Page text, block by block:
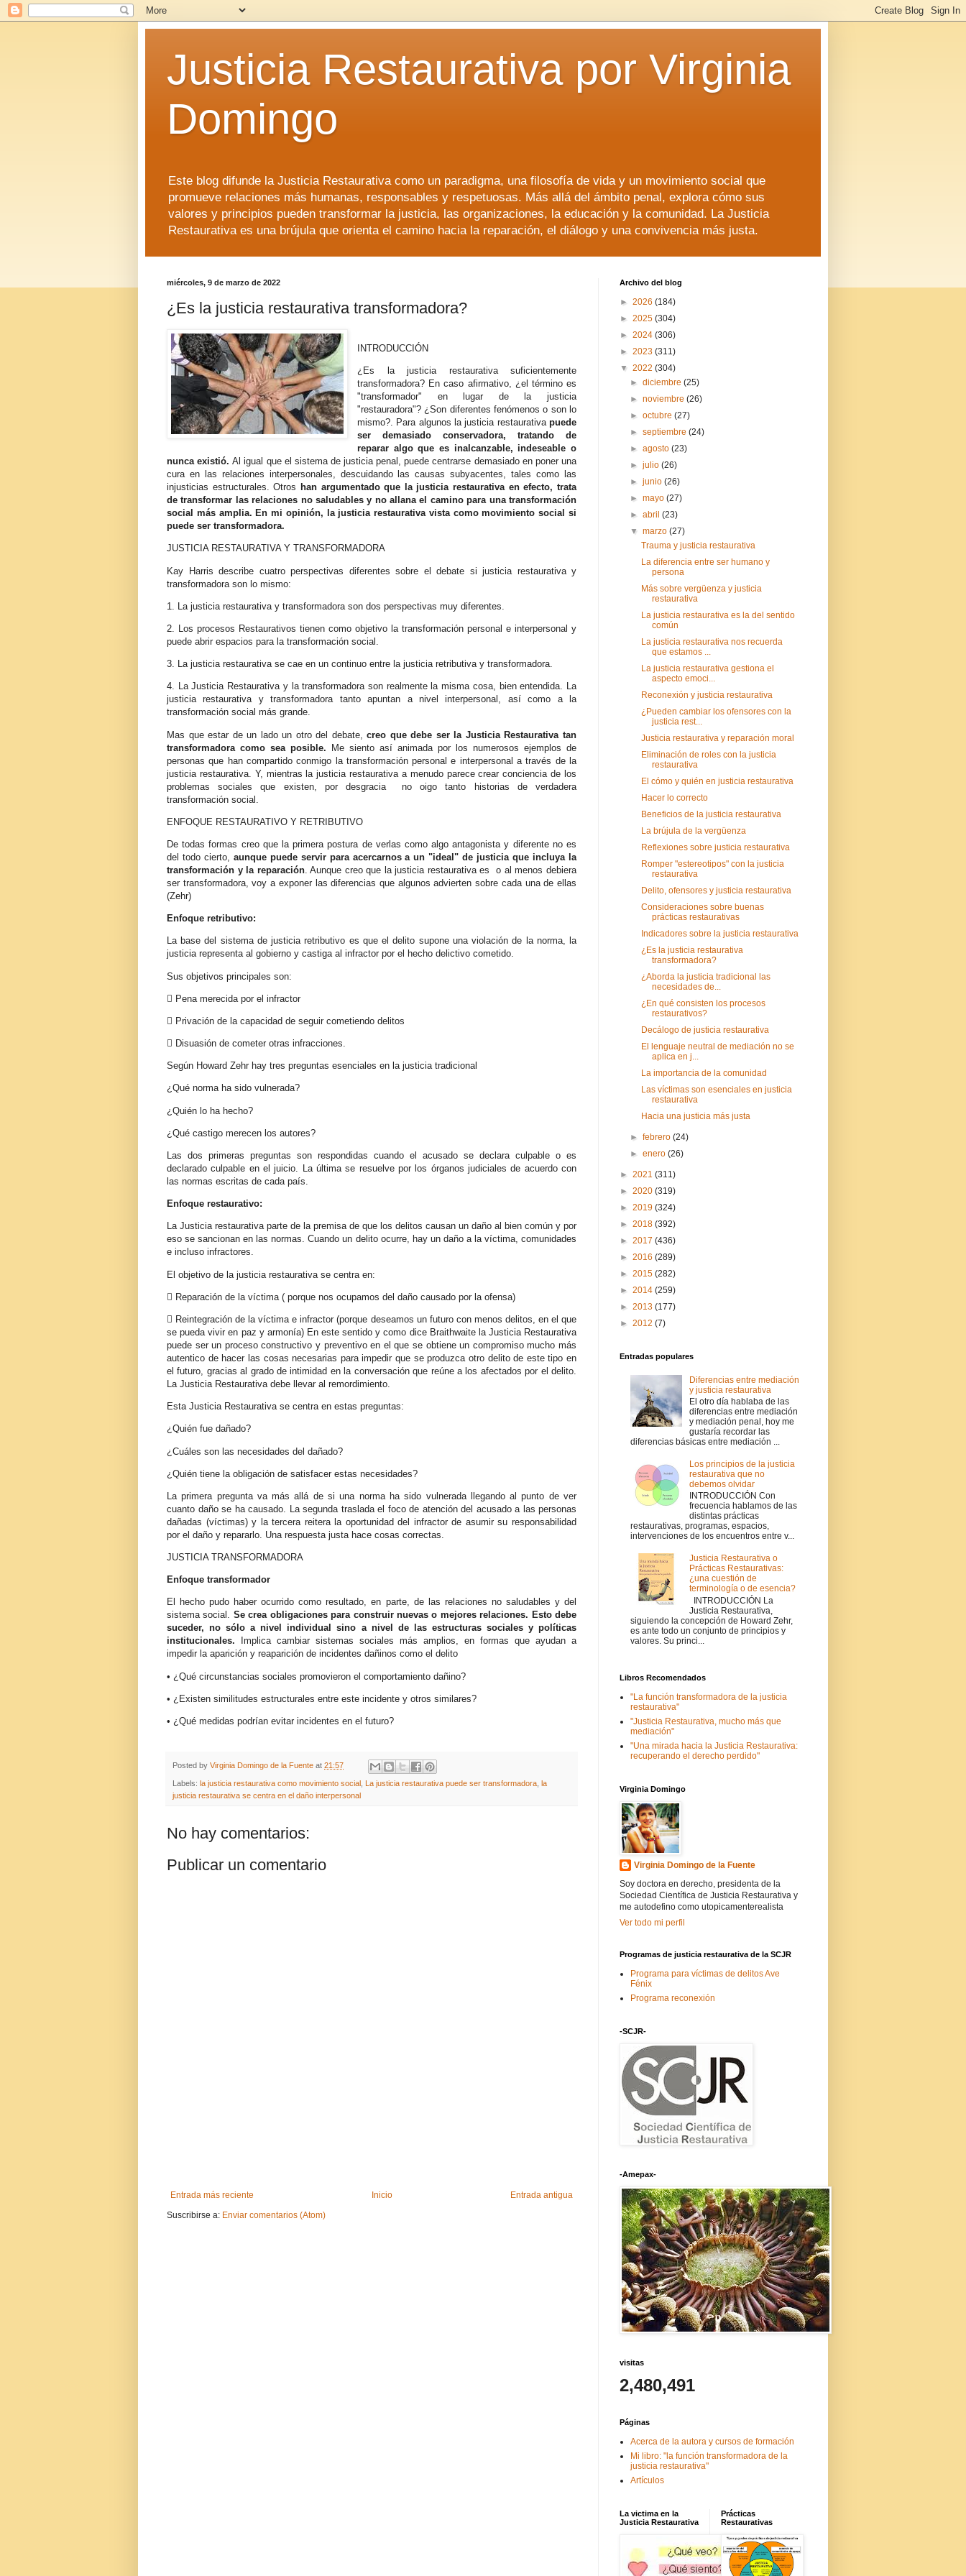
Justicia Restaurativa por Virginia
Domingo
Este blog difunde la Justicia Restaurativa como un paradigma, una filosofía de vida y un movimiento social que
promueve relaciones más humanas, responsables y respetuosas. Más allá del ámbito penal, explora cómo sus
valores y principios pueden transformar la justicia, las organizaciones, la educación y la comunidad. La Justicia
Restaurativa es una brújula que orienta el camino hacia la reparación, el diálogo y una convivencia más justa.
miércoles, 9 de marzo de 2022
¿Es la justicia restaurativa transformadora?
INTRODUCCIÓN
¿Es la justicia restaurativa suficientemente
transformadora? En caso afirmativo, ¿el término es
"transformador" en lugar de la justicia
"restauradora"? ¿Son diferentes fenómenos o son lo
mismo?. Para algunos la justicia restaurativapuede
ser demasiado conservadora, tratando de
reparar algo que es inalcanzable, indeseable o
nunca existió.Al igual que el sistema de justicia penal, puede centrarse demasiado en poner una
cura en las relaciones interpersonales, descuidando las causas subyacentes, tales como las
injusticias estructurales. Otros han argumentado que la justicia restaurativa en efecto, trata
de transformar las relaciones no saludables y no allana el camino para una transformación
social más amplia. En mi opinión, la justicia restaurativa vista como movimiento social si
puede ser transformadora.
JUSTICIA RESTAURATIVA Y TRANSFORMADORA
Kay Harris describe cuatro perspectivas diferentes sobre el debate si justicia restaurativa y
transformadora son lo mismo:
1. La justicia restaurativa y transformadora son dos perspectivas muy diferentes.
2. Los procesos Restaurativos tienen como objetivo la transformación personal e interpersonal y
puede abrir espacios para la transformación social.
3. La justicia restaurativa se cae en un continuo entre la justicia retributiva y transformadora.
4. La Justicia Restaurativa y la transformadora son realmente la misma cosa, bien entendida. La
justicia restaurativa y transformadora tanto apuntan a nivel interpersonal, así como a la
transformación social más grande.
Mas que estar de un lado un otro del debate,creo que debe ser la Justicia Restaurativa tan
transformadora como sea posible. Me siento así animada por los numerosos ejemplos de
personas que han compartido conmigo la transformación personal e interpersonal a través de la
justicia restaurativa. Y, mientras la justicia restaurativa a menudo parece crear conciencia de los
problemas sociales que existen, por desgracia no oigo tanto historias de verdadera
transformación social.
ENFOQUE RESTAURATIVO Y RETRIBUTIVO
De todas formas creo que la primera postura de verlas como algo antagonista y diferente no es
del todo cierto, aunque puede servir para acercarnos a un "ideal" de justicia que incluya la
transformación y la reparación. Aunque creo que la justicia restaurativa es o al menos debiera
ser transformadora, voy a exponer las diferencias que algunos advierten sobre cada una de ellas
(Zehr)
Enfoque retributivo:
La base del sistema de justicia retributivo es que el delito supone una violación de la norma, la
justicia representa al gobierno y castiga al infractor por el hecho delictivo cometido.
Sus objetivos principales son:
 Pena merecida por el infractor
 Privación de la capacidad de seguir cometiendo delitos
 Disuasión de cometer otras infracciones.
Según Howard Zehr hay tres preguntas esenciales en la justicia tradicional
¿Qué norma ha sido vulnerada?
¿Quién lo ha hecho?
¿Qué castigo merecen los autores?
Las dos primeras preguntas son respondidas cuando el acusado se declara culpable o es
declarado culpable en el juicio. La última se resuelve por los órganos judiciales de acuerdo con
las normas escritas de cada país.
Enfoque restaurativo:
La Justicia restaurativa parte de la premisa de que los delitos causan un daño al bien común y por
eso se sancionan en las normas. Cuando un delito ocurre, hay un daño a la víctima, comunidades
e incluso infractores.
El objetivo de la justicia restaurativa se centra en:
 Reparación de la víctima ( porque nos ocupamos del daño causado por la ofensa)
 Reintegración de la víctima e infractor (porque deseamos un futuro con menos delitos, en el que
se pueda vivir en paz y armonía) En este sentido y como dice Braithwaite la Justicia Restaurativa
puede ser un proceso constructivo y preventivo en el que se obtiene un compromiso mucho más
autentico de hacer las cosas necesarias para impedir que se produzca otro delito de este tipo en
el futuro, gracias al grado de intimidad en la conversación que reúne a los afectados por el delito.
La Justicia Restaurativa debe llevar al remordimiento.
Esta Justicia Restaurativa se centra en estas preguntas:
¿Quién fue dañado?
¿Cuáles son las necesidades del dañado?
¿Quién tiene la obligación de satisfacer estas necesidades?
La primera pregunta va más allá de si una norma ha sido vulnerada llegando al punto de ver
cuanto daño se ha causado. La segunda traslada el foco de atención del acusado a las personas
dañadas (víctimas) y la tercera reitera la oportunidad del infractor de asumir su responsabilidad
por el daño y repararlo. Una respuesta justa hace cosas correctas.
JUSTICIA TRANSFORMADORA
Enfoque transformador
El hecho pudo haber ocurrido como resultado, en parte, de las relaciones no saludables y del
sistema social. Se crea obligaciones para construir nuevas o mejores relaciones. Esto debe
suceder, no sólo a nivel individual sino a nivel de las estructuras sociales y políticas
institucionales. Implica cambiar sistemas sociales más amplios, en formas que ayudan a
impedir la aparición y reaparición de incidentes dañinos como el delito
• ¿Qué circunstancias sociales promovieron el comportamiento dañino?
• ¿Existen similitudes estructurales entre este incidente y otros similares?
• ¿Qué medidas podrían evitar incidentes en el futuro?
Posted by Virginia Domingo de la Fuente at 21:57
Labels: la justicia restaurativa como movimiento social La justicia restaurativa puede ser transformadora la
justicia restaurativa se centra en el daño interpersonal
No hay comentarios:
Publicar un comentario
Entrada más reciente Entrada antigua
Inicio
Suscribirse a: Enviar comentarios (Atom)
Archivo del blog
► 2026 (184)
► 2025 (304)
► 2024 (306)
► 2023 (311)
▼ 2022 (304)
►diciembre(25)
►noviembre(26)
►octubre(27)
►septiembre(24)
►agosto(23)
►julio(26)
►junio(26)
►mayo(27)
►abril(23)
▼marzo(27)
Trauma y justicia restaurativa
La diferencia entre ser humano y
persona
Más sobre vergüenza y justicia
restaurativa
La justicia restaurativa es la del sentido
común
La justicia restaurativa nos recuerda
que estamos ...
La justicia restaurativa gestiona el
aspecto emoci...
Reconexión y justicia restaurativa
¿Pueden cambiar los ofensores con la
justicia rest...
Justicia restaurativa y reparación moral
Eliminación de roles con la justicia
restaurativa
El cómo y quién en justicia restaurativa
Hacer lo correcto
Beneficios de la justicia restaurativa
La brújula de la vergüenza
Reflexiones sobre justicia restaurativa
Romper "estereotipos" con la justicia
restaurativa
Delito, ofensores y justicia restaurativa
Consideraciones sobre buenas
prácticas restaurativas
Indicadores sobre la justicia restaurativa
¿Es la justicia restaurativa
transformadora?
¿Aborda la justicia tradicional las
necesidades de...
¿En qué consisten los procesos
restaurativos?
Decálogo de justicia restaurativa
El lenguaje neutral de mediación no se
aplica en j...
La importancia de la comunidad
Las víctimas son esenciales en justicia
restaurativa
Hacia una justicia más justa
►febrero(24)
►enero(26)
► 2021 (311)
► 2020 (319)
► 2019 (324)
► 2018 (392)
► 2017 (436)
► 2016 (289)
► 2015 (282)
► 2014 (259)
► 2013 (177)
► 2012 (7)
Entradas populares
Diferencias entre mediación
y justicia restaurativa
El otro día hablaba de las
diferencias entre mediación
y mediación penal, hoy me
gustaría recordar las
diferencias básicas entre mediación ...
Los principios de la justicia
restaurativa que no
debemos olvidar
INTRODUCCIÓN Con
frecuencia hablamos de las
distintas prácticas
restaurativas, programas, espacios,
intervenciones de los encuentros entre v...
Justicia Restaurativa o
Prácticas Restaurativas:
¿una cuestión de
terminología o de esencia?
INTRODUCCIÓN La
Justicia Restaurativa,
siguiendo la concepción de Howard Zehr,
es ante todo un conjunto de principios y
valores. Su princi...
Libros Recomendados
"La función transformadora de la justicia
restaurativa"
"Justicia Restaurativa, mucho más que
mediación"
"Una mirada hacia la Justicia Restaurativa:
recuperando el derecho perdido"
Virginia Domingo
Virginia Domingo de la Fuente
Soy doctora en derecho, presidenta de la
Sociedad Científica de Justicia Restaurativa y
me autodefino como utopicamenterealista
Ver todo mi perfil
Programas de justicia restaurativa de la SCJR
Programa para víctimas de delitos Ave
Fénix
Programa reconexión
-SCJR-
-Amepax-
visitas
2,480,491
Páginas
Acerca de la autora y cursos de formación
Mi libro: "la función transformadora de la
justicia restaurativa"
Artículos
La victima en la
Justicia Restaurativa
Prácticas
Restaurativas